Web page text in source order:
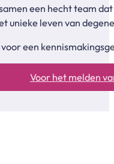
een hecht team
unieke leven van
een
Voor het melden